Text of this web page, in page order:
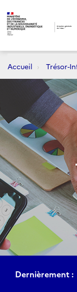
Accueil Trésor-
Dernièrement :